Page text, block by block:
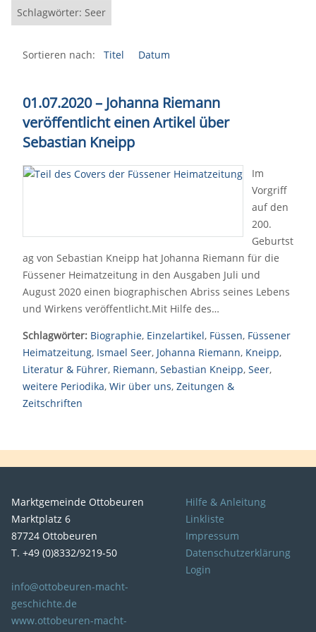
Schlagwörter: Seer
Sortieren nach: Titel Datum
01.07.2020 – Johanna Riemann
veröffentlicht einen Artikel über
Sebastian Kneipp
Im
Vorgriff
auf den
200.
Geburtst
ag von Sebastian Kneipp hat Johanna Riemann für die
Füssener Heimatzeitung in den Ausgaben Juli und
August 2020 einen biographischen Abriss seines Lebens
und Wirkens veröffentlicht.Mit Hilfe des…
Schlagwörter: Biographie, Einzelartikel, Füssen, Füssener
Heimatzeitung, Ismael Seer, Johanna Riemann, Kneipp,
Literatur & Führer, Riemann, Sebastian Kneipp, Seer,
weitere Periodika, Wir über uns, Zeitungen &
Zeitschriften
Marktgemeinde Ottobeuren
Marktplatz 6
87724 Ottobeuren
T. +49 (0)8332/9219-50
info@ottobeuren-macht-
geschichte.de
www.ottobeuren-macht-
Hilfe & Anleitung
Linkliste
Impressum
Datenschutzerklärung
Login